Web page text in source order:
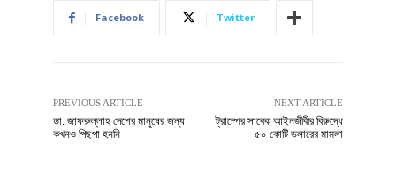
Facebook Twitter
PREVIOUS ARTICLE
ডা. জাফরুল্লাহ দেশের মানুষের জন্য
কখনও পিছপা হননি
NEXT ARTICLE
ট্রাম্পের সাবেক আইনজীবীর বিরুদ্ধে
৫০ কোটি ডলারের মামলা